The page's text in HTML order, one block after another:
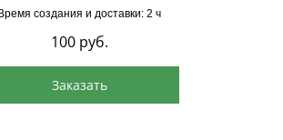
Время создания и доставки: 2 ч
100 руб.
Заказать